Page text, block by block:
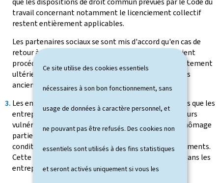
Ce site utilise des cookies essentiels
nécessaires à son bon fonctionnement, sans
usage de données à caractère personnel, et
ne pouvant pas être refusés. Des cookies non
essentiels sont utilisés à des fins statistiques
et seront activés uniquement si vous les
travail concernant notamment le licenciement collectif
restent entièrement applicables.
Les partenaires sociaux se sont mis d'accord qu'en cas de
retour à meilleure fortune, les entreprises qui auraient
procédé à des licenciements devront, en cas de recrutement
ultérieur de personnel, réembaucher en priorité leurs
anciens salariés licenciés.
Les entreprises touchées par la crise sanitaire, autres que les
entreprises industrielles et celles relevant des secteurs
vulnérables, pourront également avoir recours au chômage
partiel de source structurelle par la voie accélérée à
condition toutefois de ne pas procéder à des licenciements.
Cette mesure vise à préserver au mieux les emplois dans les
entreprises concernées.